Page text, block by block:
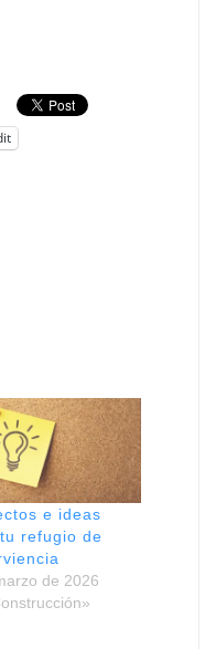
e ideas
refugio de
de 2026